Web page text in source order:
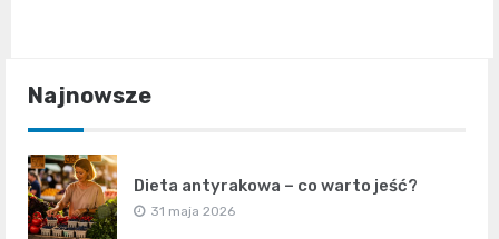
Najnowsze
Dieta antyrakowa – co warto jeść?
31 maja 2026